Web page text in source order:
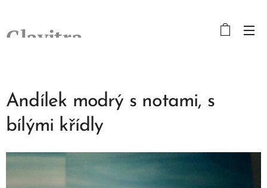
Glavitra
Andílek modrý s notami, s
bílými křídly